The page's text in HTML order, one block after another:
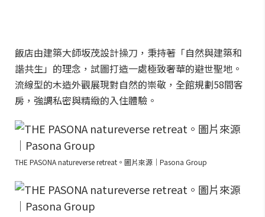
飯店由建築大師坂茂設計操刀，秉持著「自然與建築和
諧共生」的理念，試圖打造一處極致奢華的避世聖地。
流線型的木造外觀展現對自然的崇敬，全館規劃58間客
房，強調私密與精緻的入住體驗。
THE PASONA natureverse retreat。圖片來源｜Pasona Group